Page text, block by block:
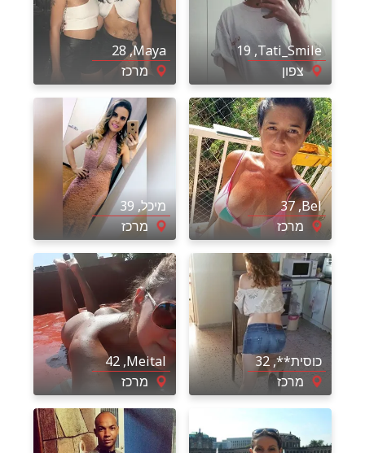
Tati_Smile
, 19
צפון
Maya
, 28
מרכז
Bel
, 37
מרכז
מיכל, 39
מרכז
כוסית**, 32
מרכז
Meital
, 42
מרכז